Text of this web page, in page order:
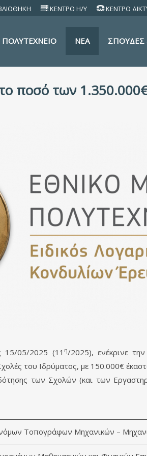
ΚΕΝΤΡΟ Η/Υ ΚΕΝΤΡΟ
ΠΟΛΥΤΕΧΝΕΙΟ ΝΕΑ ΣΠΟΥΔΕΣ
ποσό των 1.350.000€
15/05/2025 (11 η/2025), ενέκρινε
του Ιδρύματος, με 150.000€
των Σχολών (και των
Τοπογράφων Μηχανικών –